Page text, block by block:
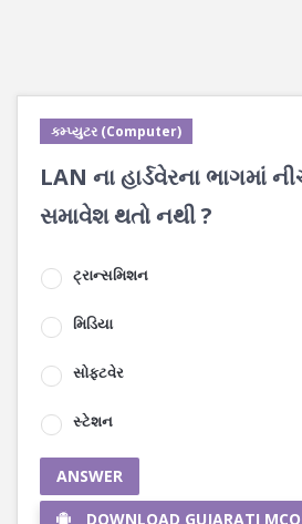
કમ્પ્યુટર (Computer)
LAN ના હાર્ડવેરના ભાગમાં
સમાવેશ થતો નથી ?
ટ્રાન્સમિશન
મિડિયા
સોફ્ટવેર
સ્ટેશન
ANSWER
DOWNLOAD GUJARATI